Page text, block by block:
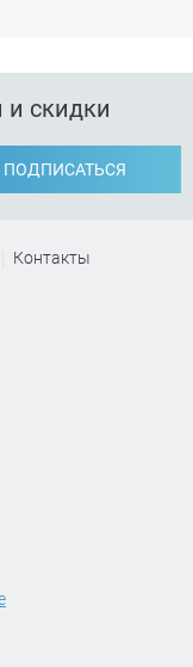
и скидки
ПОДПИСАТЬСЯ
Контакты